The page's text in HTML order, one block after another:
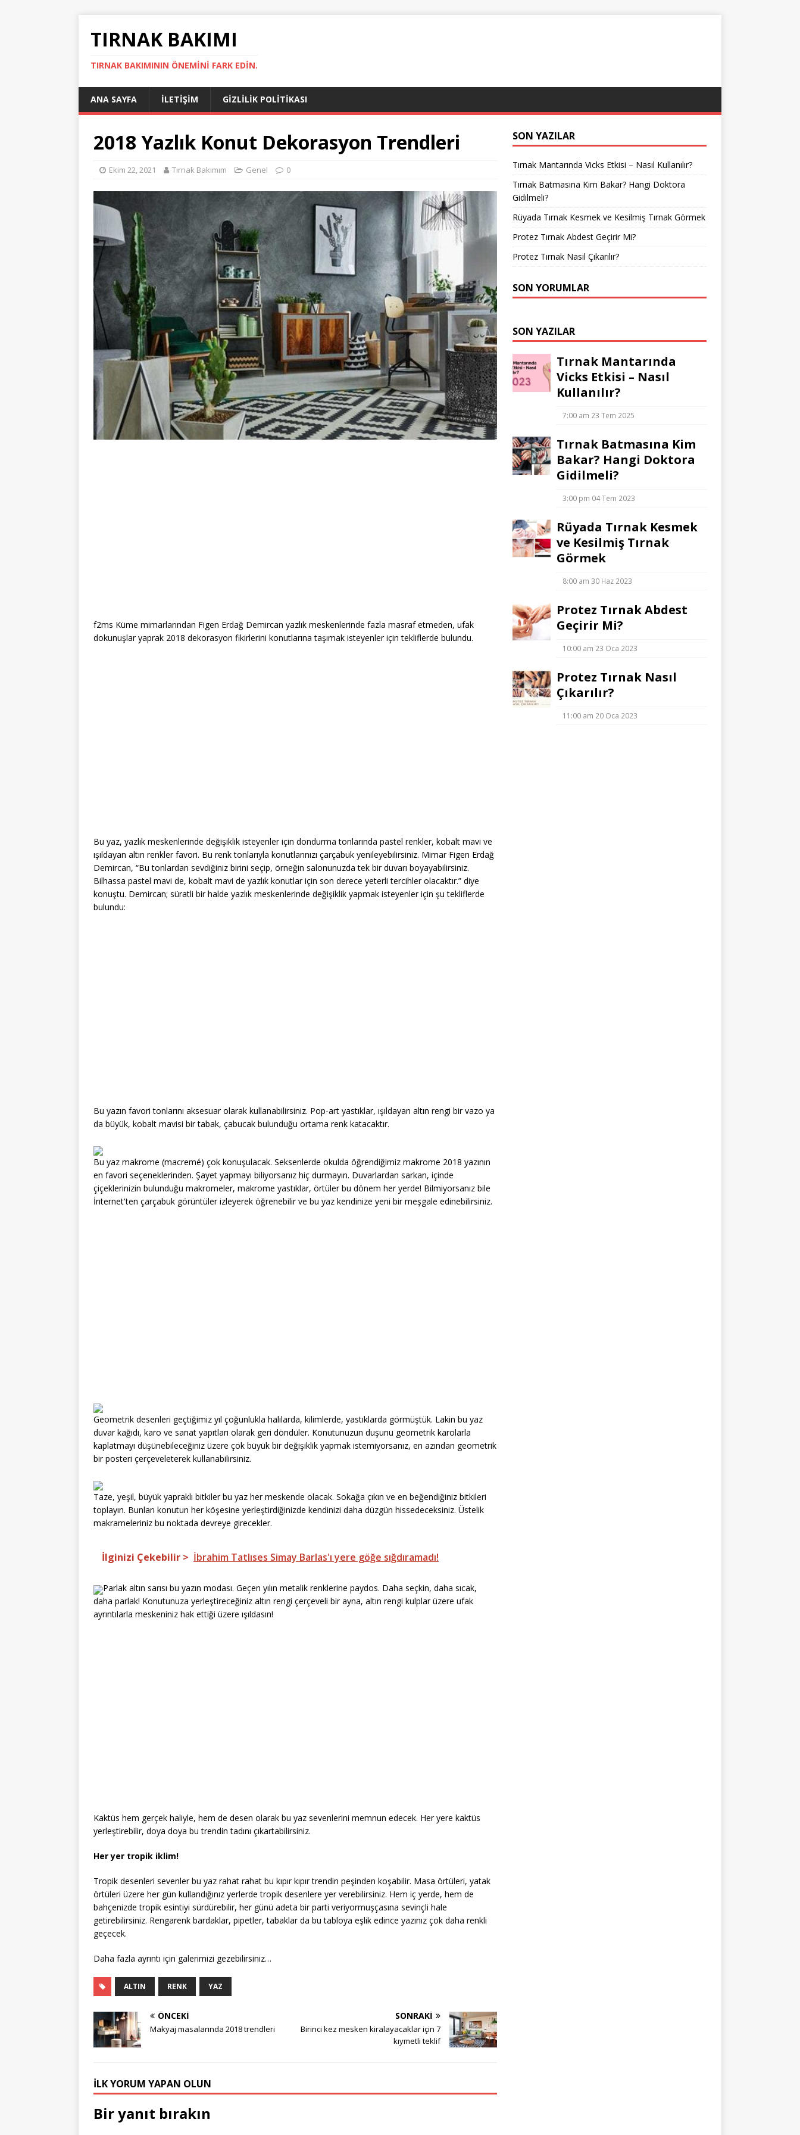
TIRNAK BAKIMI
TIRNAK BAKIMININ ÖNEMINI FARK EDIN.
ANA SAYFA İLETIŞIM GIZLILIK POLITIKASI
2018 Yazlık Konut Dekorasyon Trendleri
Ekim 22, 2021 Tırnak Bakımım Genel 0
f2ms Küme mimarlarından Figen Erdağ Demircan yazlık meskenlerinde fazla masraf etmeden, ufak
dokunuşlar yaprak 2018 dekorasyon fikirlerini konutlarına taşımak isteyenler için tekliflerde bulundu.
Bu yaz, yazlık meskenlerinde değişiklik isteyenler için dondurma tonlarında pastel renkler, kobalt mavi ve
ışıldayan altın renkler favori. Bu renk tonlarıyla konutlarınızı çarçabuk yenileyebilirsiniz. Mimar Figen Erdağ
Demircan, “Bu tonlardan sevdiğiniz birini seçip, örneğin salonunuzda tek bir duvarı boyayabilirsiniz.
Bilhassa pastel mavi de, kobalt mavi de yazlık konutlar için son derece yeterli tercihler olacaktır.” diye
konuştu. Demircan; süratli bir halde yazlık meskenlerinde değişiklik yapmak isteyenler için şu tekliflerde
bulundu:
Bu yazın favori tonlarını aksesuar olarak kullanabilirsiniz. Pop-art yastıklar, ışıldayan altın rengi bir vazo ya
da büyük, kobalt mavisi bir tabak, çabucak bulunduğu ortama renk katacaktır.
Bu yaz makrome (macremé) çok konuşulacak. Seksenlerde okulda öğrendiğimiz makrome 2018 yazının
en favori seçeneklerinden. Şayet yapmayı biliyorsanız hiç durmayın. Duvarlardan sarkan, içinde
çiçeklerinizin bulunduğu makromeler, makrome yastıklar, örtüler bu dönem her yerde! Bilmiyorsanız bile
İnternet'ten çarçabuk görüntüler izleyerek öğrenebilir ve bu yaz kendinize yeni bir meşgale edinebilirsiniz.
Geometrik desenleri geçtiğimiz yıl çoğunlukla halılarda, kilimlerde, yastıklarda görmüştük. Lakin bu yaz
duvar kağıdı, karo ve sanat yapıtları olarak geri döndüler. Konutunuzun duşunu geometrik karolarla
kaplatmayı düşünebileceğiniz üzere çok büyük bir değişiklik yapmak istemiyorsanız, en azından geometrik
bir posteri çerçeveleterek kullanabilirsiniz.
Taze, yeşil, büyük yapraklı bitkiler bu yaz her meskende olacak. Sokağa çıkın ve en beğendiğiniz bitkileri
toplayın. Bunları konutun her köşesine yerleştirdiğinizde kendinizi daha düzgün hissedeceksiniz. Üstelik
makrameleriniz bu noktada devreye girecekler.
İlginizi Çekebilir > İbrahim Tatlıses Simay Barlas'ı yere göğe sığdıramadı!
Parlak altın sarısı bu yazın modası. Geçen yılın metalik renklerine paydos. Daha seçkin, daha sıcak,
daha parlak! Konutunuza yerleştireceğiniz altın rengi çerçeveli bir ayna, altın rengi kulplar üzere ufak
ayrıntılarla meskeniniz hak ettiği üzere ışıldasın!
Kaktüs hem gerçek haliyle, hem de desen olarak bu yaz sevenlerini memnun edecek. Her yere kaktüs
yerleştirebilir, doya doya bu trendin tadını çıkartabilirsiniz.
Her yer tropik iklim!
Tropik desenleri sevenler bu yaz rahat rahat bu kıpır kıpır trendin peşinden koşabilir. Masa örtüleri, yatak
örtüleri üzere her gün kullandığınız yerlerde tropik desenlere yer verebilirsiniz. Hem iç yerde, hem de
bahçenizde tropik esintiyi sürdürebilir, her günü adeta bir parti veriyormuşçasına sevinçli hale
getirebilirsiniz. Rengarenk bardaklar, pipetler, tabaklar da bu tabloya eşlik edince yazınız çok daha renkli
geçecek.
Daha fazla ayrıntı için galerimizi gezebilirsiniz…
ALTIN RENK YAZ
ÖNCEKI
Makyaj masalarında 2018 trendleri
SONRAKI
Birinci kez mesken kiralayacaklar için 7
kıymetli teklif
İLK YORUM YAPAN OLUN
Bir yanıt bırakın
SON YAZILAR
Tırnak Mantarında Vicks Etkisi – Nasıl Kullanılır?
Tırnak Batmasına Kim Bakar? Hangi Doktora
Gidilmeli?
Rüyada Tırnak Kesmek ve Kesilmiş Tırnak Görmek
Protez Tırnak Abdest Geçirir Mi?
Protez Tırnak Nasıl Çıkarılır?
SON YORUMLAR
SON YAZILAR
Tırnak Mantarında
Vicks Etkisi – Nasıl
Kullanılır?
7:00 am 23 Tem 2025
Tırnak Batmasına Kim
Bakar? Hangi Doktora
Gidilmeli?
3:00 pm 04 Tem 2023
Rüyada Tırnak Kesmek
ve Kesilmiş Tırnak
Görmek
8:00 am 30 Haz 2023
Protez Tırnak Abdest
Geçirir Mi?
10:00 am 23 Oca 2023
Protez Tırnak Nasıl
Çıkarılır?
11:00 am 20 Oca 2023